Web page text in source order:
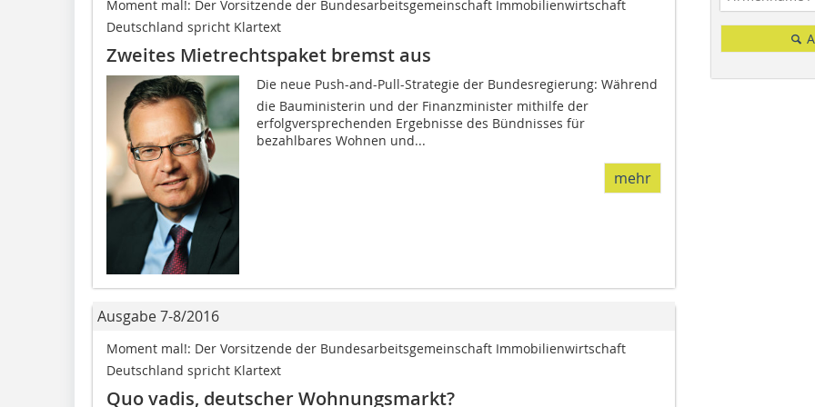
Moment mal!: Der Vorsitzende der Bundesarbeitsgemeinschaft Immobilienwirtschaft
Deutschland spricht Klartext
Zweites Mietrechtspaket bremst aus
Die neue Push-and-Pull-Strategie der Bundesregierung: Während
die Bauministerin und der Finanzminister mithilfe der
erfolgversprechenden Ergebnisse des Bündnisses für
bezahlbares Wohnen und...
mehr
Ausgabe 7-8/2016
Moment mal!: Der Vorsitzende der Bundesarbeitsgemeinschaft Immobilienwirtschaft
Deutschland spricht Klartext
Quo vadis, deutscher Wohnungsmarkt?